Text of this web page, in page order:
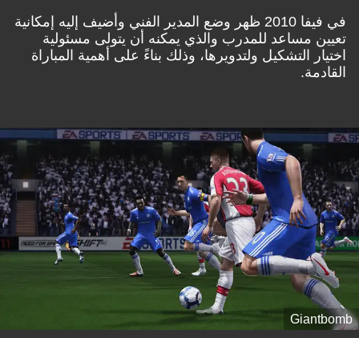
في فيفا 2010 ظهر وضع المدير الفني وأضيف إليه إمكانية
تعيين مساعد للمدرب والذي يمكنه أن يتولى مسئولية
اختيار التشكيل ولتدويرها، وذلك بناءً على أهمية المباراة
القادمة.
Giantbomb